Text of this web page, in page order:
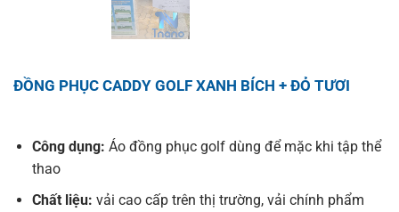
ĐỒNG PHỤC CADDY GOLF XANH BÍCH + ĐỎ TƯƠI
Công dụng: Áo đồng phục golf dùng để mặc khi tập thể
thao
Chất liệu: vải cao cấp trên thị trường, vải chính phẩm